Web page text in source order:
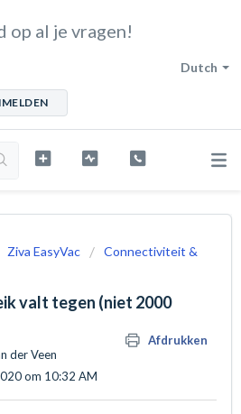
op al je vragen!
Dutch
Ziva EasyVac
Connectiviteit &
valt tegen (niet 2000
Afdrukken
der Veen
om 10:32 AM